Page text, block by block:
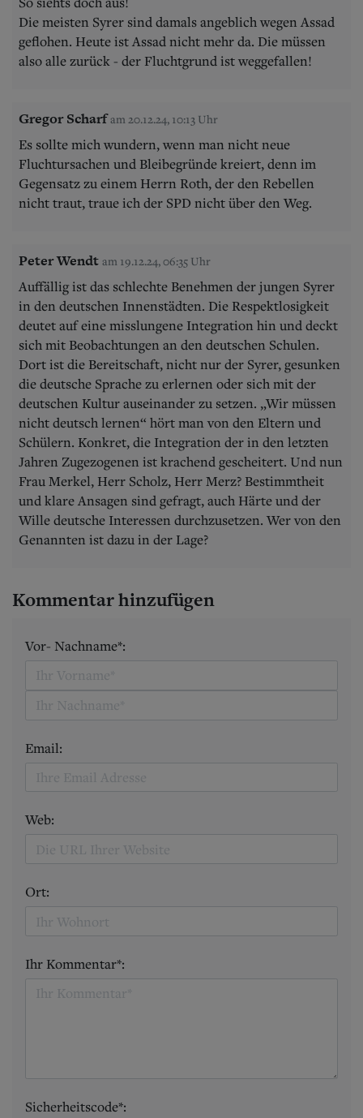
Die meisten Syrer sind damals angeblich wegen Assad
geflohen. Heute ist Assad nicht mehr da. Die müssen
also alle zurück - der Fluchtgrund ist weggefallen!
Gregor Scharf am 20.12.24, 10:13 Uhr
Es sollte mich wundern, wenn man nicht neue
Fluchtursachen und Bleibegründe kreiert, denn im
Gegensatz zu einem Herrn Roth, der den Rebellen
nicht traut, traue ich der SPD nicht über den Weg.
Peter Wendt am 19.12.24, 06:35 Uhr
Auffällig ist das schlechte Benehmen der jungen Syrer
in den deutschen Innenstädten. Die Respektlosigkeit
deutet auf eine misslungene Integration hin und deckt
sich mit Beobachtungen an den deutschen Schulen.
Dort ist die Bereitschaft, nicht nur der Syrer, gesunken
die deutsche Sprache zu erlernen oder sich mit der
deutschen Kultur auseinander zu setzen. „Wir müssen
nicht deutsch lernen“ hört man von den Eltern und
Schülern. Konkret, die Integration der in den letzten
Jahren Zugezogenen ist krachend gescheitert. Und nun
Frau Merkel, Herr Scholz, Herr Merz? Bestimmtheit
und klare Ansagen sind gefragt, auch Härte und der
Wille deutsche Interessen durchzusetzen. Wer von den
Genannten ist dazu in der Lage?
Kommentar hinzufügen
Vor- Nachname*:
Email:
Web:
Ort:
Ihr Kommentar*:
Sicherheitscode*: